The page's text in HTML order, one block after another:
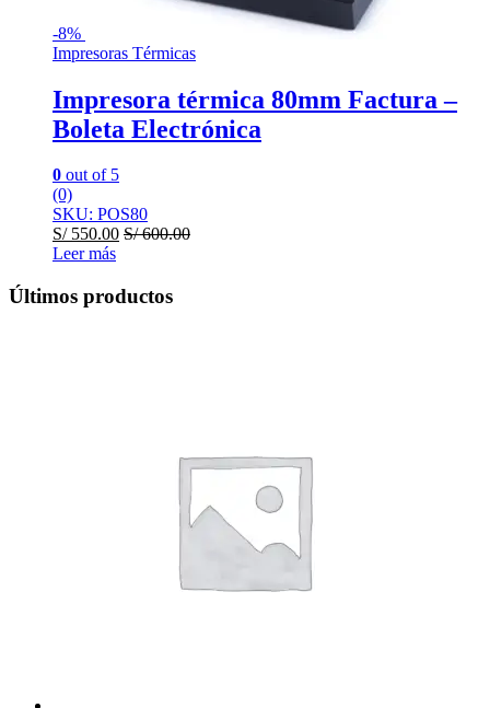
-8%
Impresoras Térmicas
Impresora térmica 80mm Factura –
Boleta Electrónica
0 out of 5
(0)
SKU: POS80
S/550.00 S/600.00
Leer más
Últimos productos